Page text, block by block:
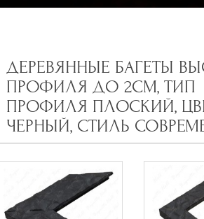
ДЕРЕВЯННЫЕ БАГЕТЫ
ПРОФИЛЯ ДО 2СМ, ТИП
ПРОФИЛЯ ПЛОСКИЙ,
ЧЕРНЫЙ, СТИЛЬ